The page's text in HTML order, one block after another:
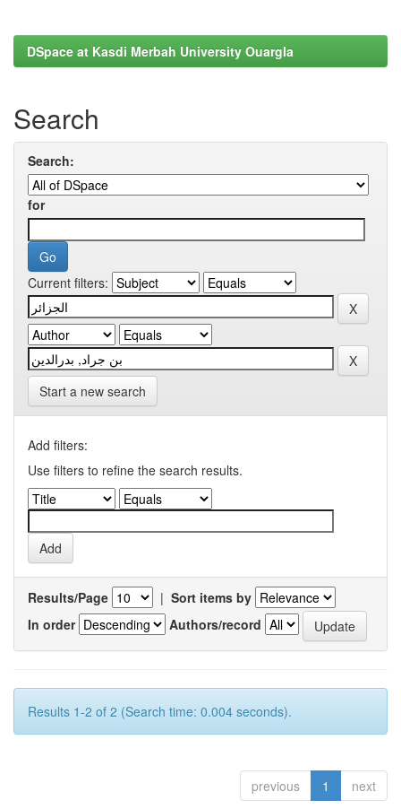
DSpace at Kasdi Merbah University Ouargla
Search
Search:
for
Current filters:
Start a new search
Add filters:
Use filters to refine the search results.
Results/Page | Sort items by
In order
Authors/record
Results 1-2 of 2 (Search time: 0.004 seconds).
previous 1 next